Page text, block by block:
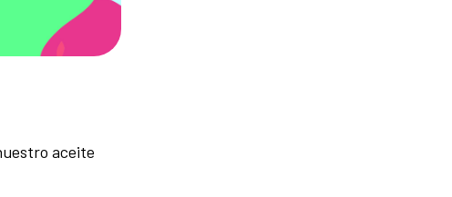
aceite